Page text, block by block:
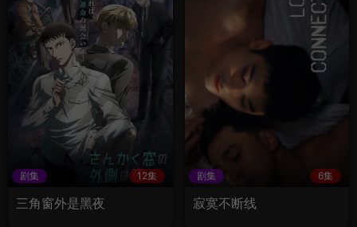
剧集 12集
三角窗外是黑夜
剧集 6集
寂寞不断线